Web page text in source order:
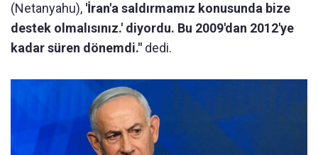
(Netanyahu), 'İran'a saldırmamız konusunda bize
destek olmalısınız.' diyordu. Bu 2009'dan 2012'ye
kadar süren dönemdi." dedi.